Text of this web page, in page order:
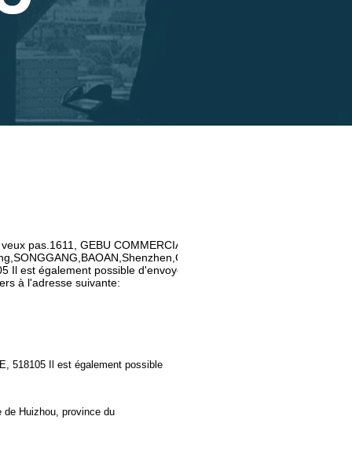
pas.1611, GEBU COMMERCIAL
Il est également possible d'envoyer des
à l'adresse suivante:
518105 Il est également possible
de Huizhou, province du